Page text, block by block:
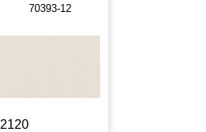
70393-12
2120